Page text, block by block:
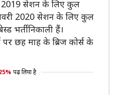
सेशन के लिए कुल
2020 सेशन के लिए कुल
भर्ती निकाली हैं।
छह माह के ब्रिज कोर्स के
पढ़ लिया है